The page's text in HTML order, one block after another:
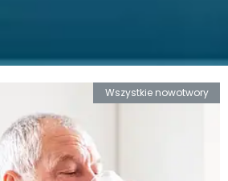
Wszystkie nowotwory